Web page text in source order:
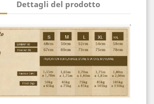
Dettagli del prodotto